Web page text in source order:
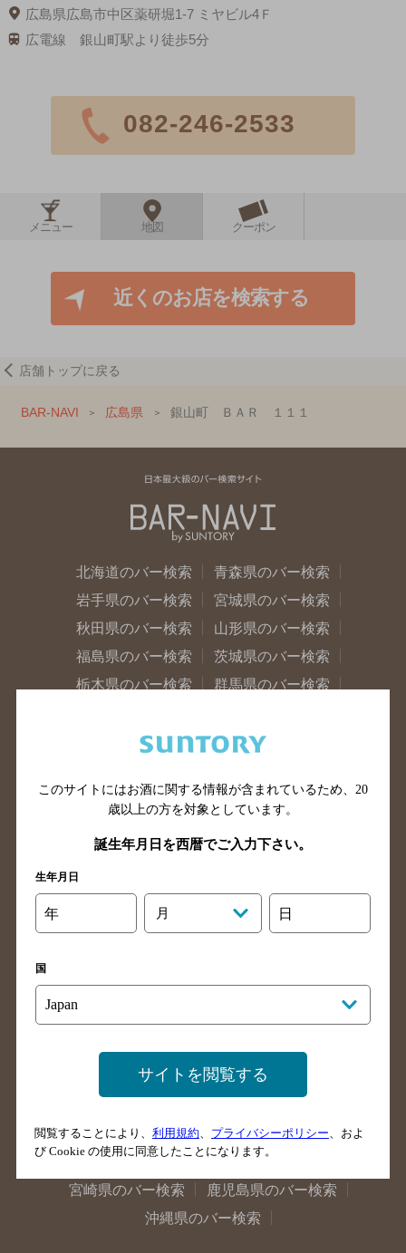
広島県広島市中区薬研堀1-7 ミヤビル4Ｆ
広電線 銀山町駅より徒歩5分
082-246-2533
メニュー 地図 クーポン
近くのお店を検索する
店舗トップに戻る
BAR-NAVI 広島県 銀山町 ＢＡＲ １１１
北海道のバー検索
青森県のバー検索
岩手県のバー検索
宮城県のバー検索
秋田県のバー検索
山形県のバー検索
福島県のバー検索
茨城県のバー検索
栃木県のバー検索
群馬県のバー検索
新潟県のバー検索
東京都のバー検索
埼玉県のバー検索
愛知県のバー検索
岐阜県のバー検索
富山県のバー検索
石川県のバー検索
大阪府のバー検索
京都府のバー検索
兵庫県のバー検索
奈良県のバー検索
山口県のバー検索
鳥取県のバー検索
島根県のバー検索
徳島県のバー検索
香川県のバー検索
愛媛県のバー検索
長崎県のバー検索
佐賀県のバー検索
大分県のバー検索
熊本県のバー検索
宮崎県のバー検索
鹿児島県のバー検索
沖縄県のバー検索
このサイトにはお酒に関する情報が含まれているため、 20
歳以上の方を対象としています。
誕生年月日を西暦でご入力下さい。
生年月日
年 月 日
国
サイトを閲覧する
閲覧することにより、 利用規約 プライバシーポリシー 、およ
び Cookie の使用に同意したことになります。